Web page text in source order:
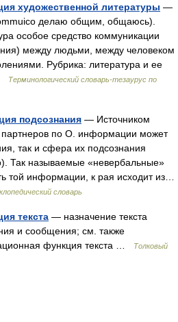
художественной литературы —
делаю общим, общаюсь).
особое средство коммуникации
между людьми, между человеком
Рубрика: литература и ее
Терминологический словарь-тезаурус по
подсознания — Источником
партнеров по О. информации может
так и сфера их подсознания
Так называемые «невербальные»
той информации, к рая исходит из…
словарь
текста — назначение текста
и сообщения; см. также
функция текста …
Толковый